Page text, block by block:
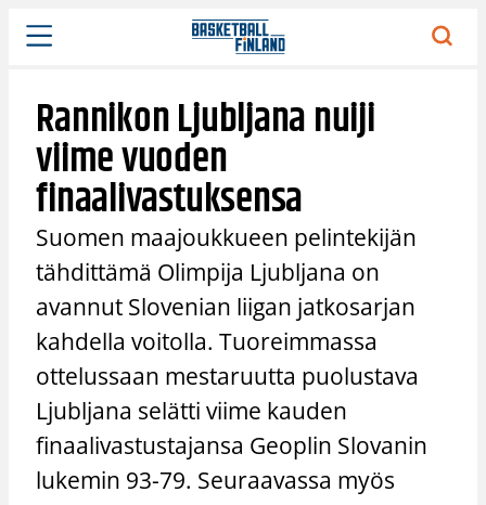
Siirry
sisältöön
Rannikon Ljubljana nuiji
viime vuoden
finaalivastuksensa
Suomen maajoukkueen pelintekijän
tähdittämä Olimpija Ljubljana on
avannut Slovenian liigan jatkosarjan
kahdella voitolla. Tuoreimmassa
ottelussaan mestaruutta puolustava
Ljubljana selätti viime kauden
finaalivastustajansa Geoplin Slovanin
lukemin 93-79. Seuraavassa myös